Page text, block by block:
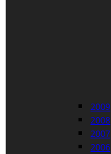
2009
2008
2007
2006